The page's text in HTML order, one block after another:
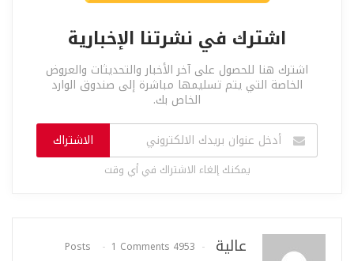
اشترك في نشرتنا الإخبارية
اشترك هنا للحصول على آخر الأخبار والتحديثات والعروض
الخاصة التي يتم تسليمها مباشرة إلى صندوق الوارد
الخاص بك.
الاشتراك
يمكنك إلغاء الاشتراك في أي وقت
عالية 4953 Posts
1 Comments